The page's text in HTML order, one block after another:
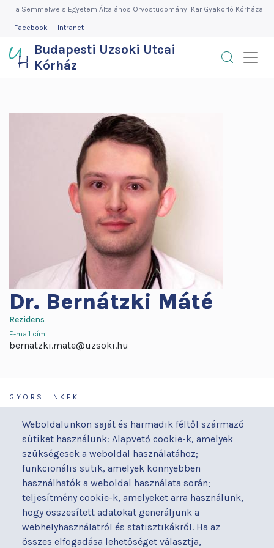
Budapesti
Uzsoki
Utcai
Ugrása Semmelweis Egyetem Általános Orvostudományi Kar Gyakorló Kórháza
Weboldalunkon saját és harmadik féltől származó
sütiket használunk: Alapvető cookie-k, amelyek
szükségesek a weboldal használatához;
funkcionális sütik, amelyek könnyebben
használhatók a weboldal használata során;
teljesítmény cookie-k, amelyeket arra használunk,
hogy összesített adatokat generáljunk a
webhelyhasználatról és statisztikákról. Ha az
összes elfogadása lehetőséget választja,
MENÜ
Facebook Intranet
Budapesti Uzsoki Utcai
Kórház
Dr. Bernátzki Máté
Rezidens
E-mail cím
bernatzki.mate@uzsoki.hu
GYORSLINKEK
Orvosaink
Osztályaink
Kapcsolat
Akadálymentesítési
nyilatkozat
Alapítványaink
Betegjogi képviselő
Gyermekmegőrző
Házirend
Hírek
Parkolás
Térítéses ellátás
Videógaléria
Visszajelzések